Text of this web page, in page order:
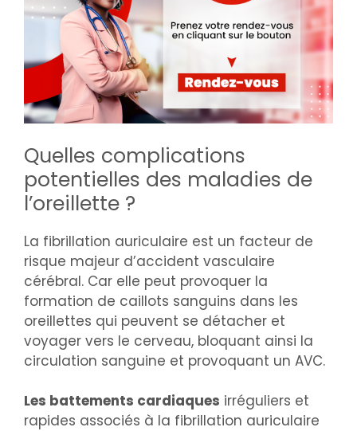
Quelles complications
potentielles des maladies de
l’oreillette ?
La fibrillation auriculaire est un facteur de
risque majeur d’accident vasculaire
cérébral. Car elle peut provoquer la
formation de caillots sanguins dans les
oreillettes qui peuvent se détacher et
voyager vers le cerveau, bloquant ainsi la
circulation sanguine et provoquant un AVC.
Les battements cardiaques irréguliers et
rapides associés à la fibrillation auriculaire